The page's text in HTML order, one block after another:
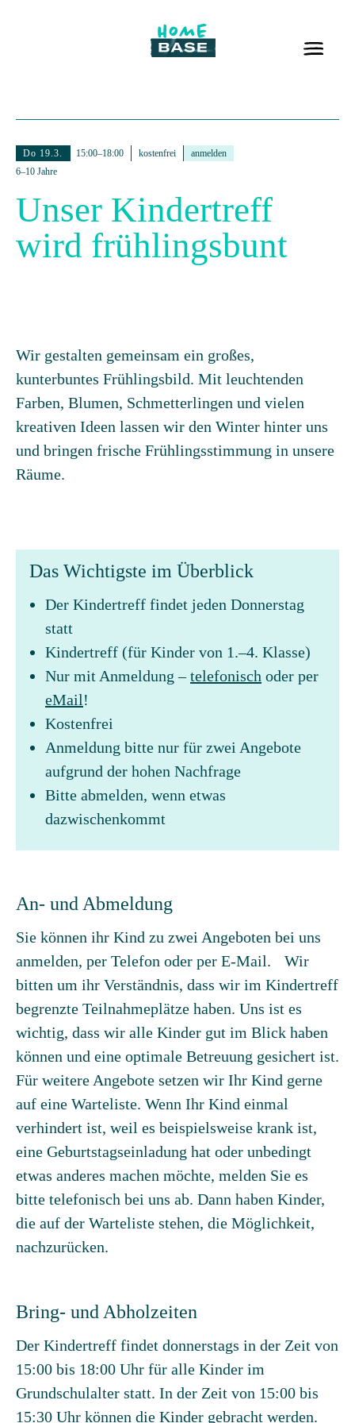
Do 19.3. 15:00–18:00 kostenfrei
anmelden
6–10 Jahre
Unser Kindertreff
wird frühlingsbunt
Wir gestalten gemeinsam ein großes,
kunterbuntes Frühlingsbild. Mit leuchtenden
Farben, Blumen, Schmetterlingen und vielen
kreativen Ideen lassen wir den Winter hinter uns
und bringen frische Frühlingsstimmung in unsere
Räume.
Das Wichtigste im Überblick
Der Kindertreff findet jeden Donnerstag
statt
Kindertreff (für Kinder von 1.–4. Klasse)
Nur mit Anmeldung –telefonisch oder per
eMail!
Kostenfrei
Anmeldung bitte nur für zwei Angebote
aufgrund der hohen Nachfrage
Bitte abmelden, wenn etwas
dazwischenkommt
An- und Abmeldung
Sie können ihr Kind zu zwei Angeboten bei uns
anmelden, per Telefon oder per E-Mail. Wir
bitten um ihr Verständnis, dass wir im Kindertreff
begrenzte Teilnahmeplätze haben. Uns ist es
wichtig, dass wir alle Kinder gut im Blick haben
können und eine optimale Betreuung gesichert ist.
Für weitere Angebote setzen wir Ihr Kind gerne
auf eine Warteliste. Wenn Ihr Kind einmal
verhindert ist, weil es beispielsweise krank ist,
eine Geburtstagseinladung hat oder unbedingt
etwas anderes machen möchte, melden Sie es
bitte telefonisch bei uns ab. Dann haben Kinder,
die auf der Warteliste stehen, die Möglichkeit,
nachzurücken.
Bring- und Abholzeiten
Der Kindertreff findet donnerstags in der Zeit von
15:00 bis 18:00 Uhr für alle Kinder im
Grundschulalter statt. In der Zeit von 15:00 bis
15:30 Uhr können die Kinder gebracht werden.